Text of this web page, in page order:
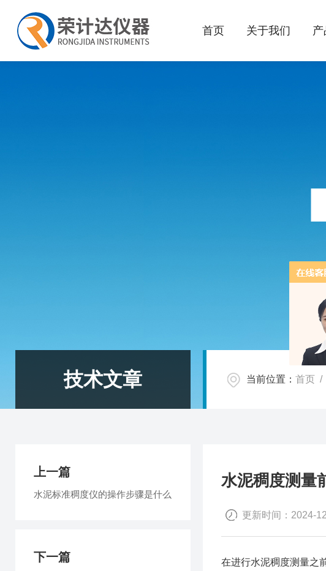
首页 关于我们
技术文章 当前位置： 首页 /
水泥稠度测量
更新时间：2024-
在进行水泥稠度测量之
上一篇
水泥标准稠度仪的操作步骤是什么
下一篇